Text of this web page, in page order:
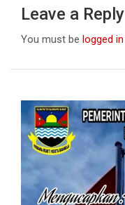
Leave a Reply
You must be logged in